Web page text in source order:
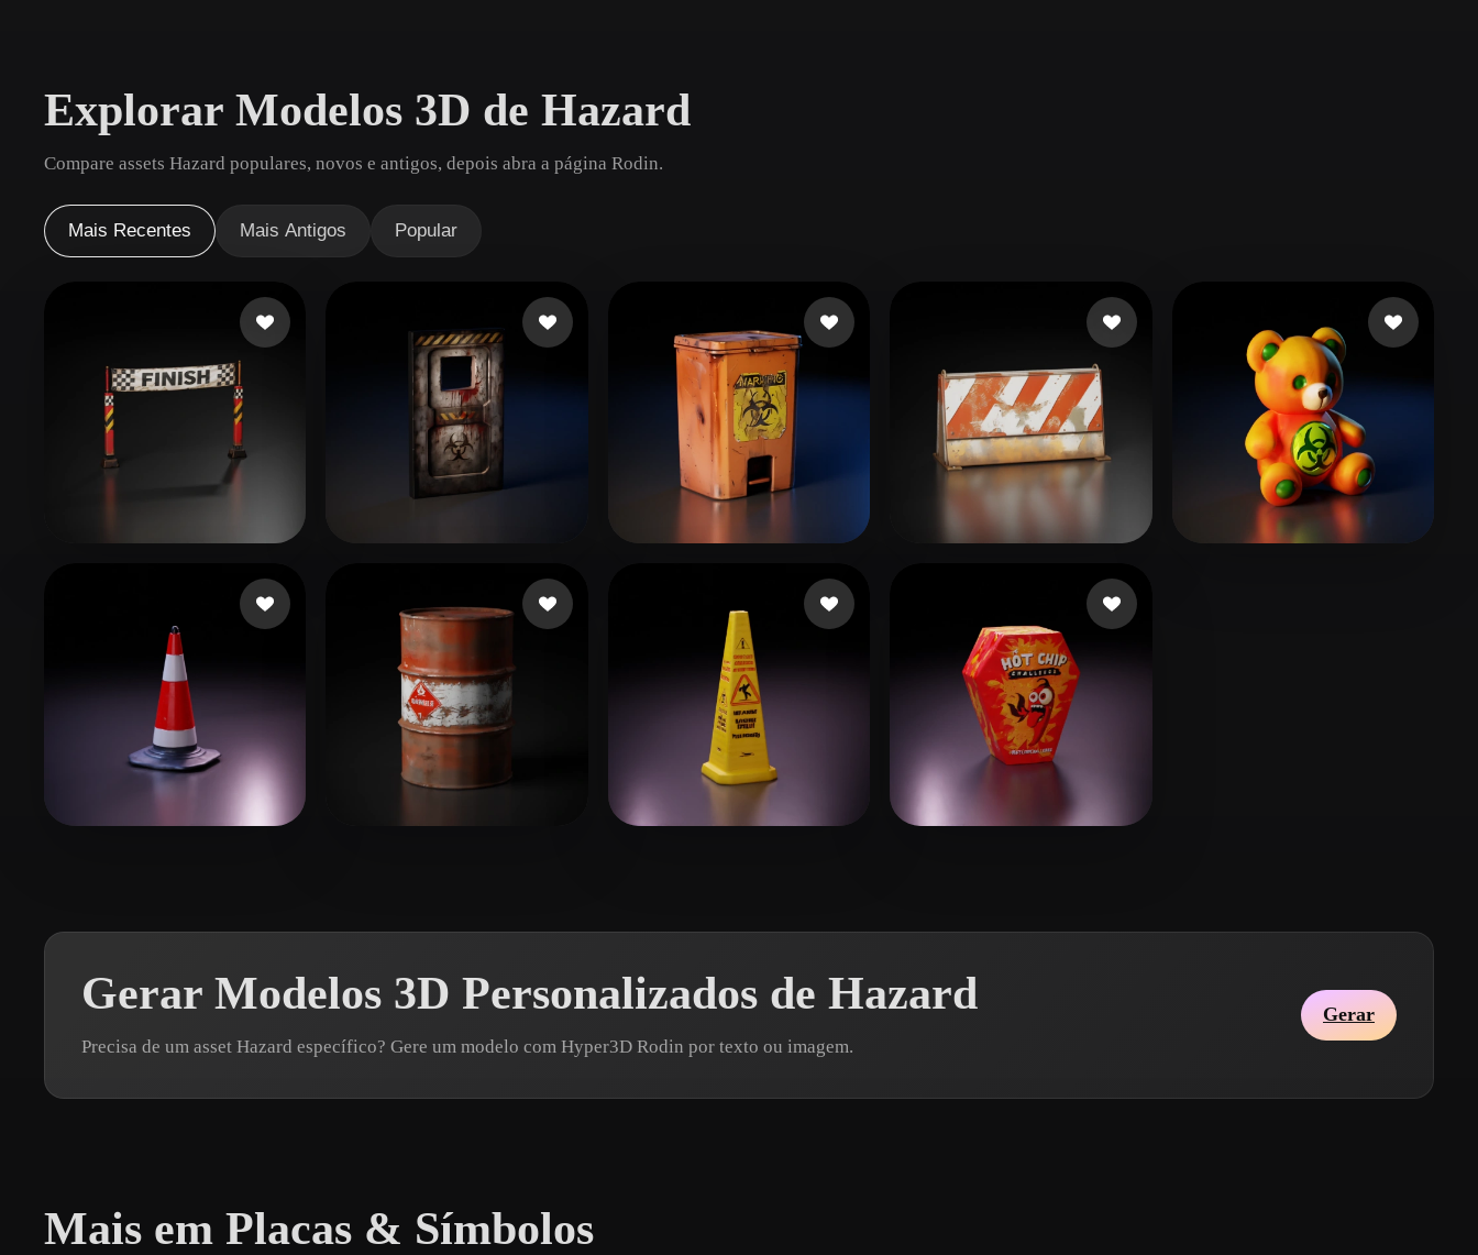
NFT Creation E-commerce
Design
Plug-Ins
Blender Unity Unreal Godot
Cartoon Cel-Shaded Flat Gothic
Hand-Painted Isometric Low Poly Minimalist Modern
Pixel Art Realistic Voxel
Explorar Modelos 3D de Hazard
Compare assets Hazard populares, novos e antigos, depois abra a página Rodin.
Mais Recentes Mais Antigos Popular
21 curtidas 77 curtidas 42 curtidas 131 curtidas
Gerar Modelos 3D Personalizados de Hazard
Precisa de um asset Hazard específico? Gere um modelo com Hyper3D Rodin por texto ou imagem.
Gerar
Mais em Placas & Símbolos